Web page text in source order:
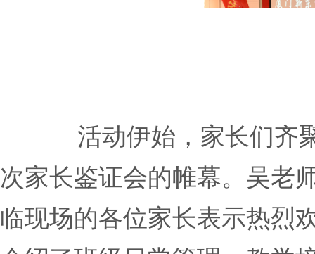
活动伊始，家长们齐
次家长鉴证会的帷幕。吴老
临现场的各位家长表示热烈